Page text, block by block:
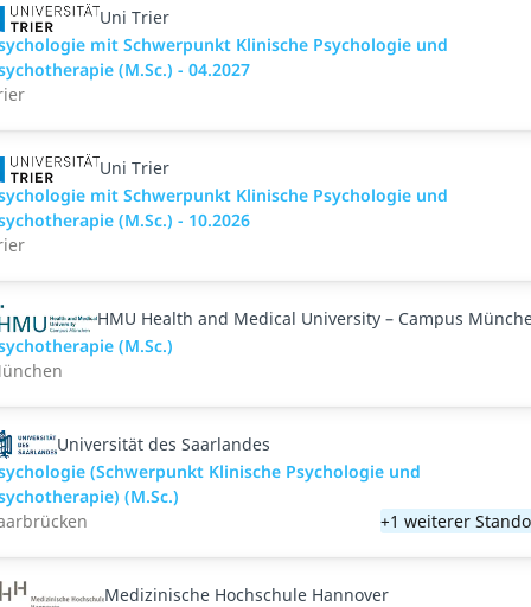
Uni Trier
mit Schwerpunkt Klinische Psychologie und
(M.Sc.) - 04.2027
Uni Trier
mit Schwerpunkt Klinische Psychologie und
(M.Sc.) - 10.2026
HMU Health and Medical University – Campus
(M.Sc.)
Universität des Saarlandes
(Schwerpunkt Klinische Psychologie und
(M.Sc.)
+1 weiterer
Medizinische Hochschule Hannover